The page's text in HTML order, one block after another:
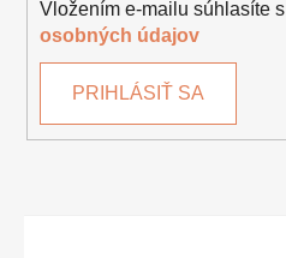
Vložením e-mailu súhlasíte s
osobných údajov
PRIHLÁSIŤ SA